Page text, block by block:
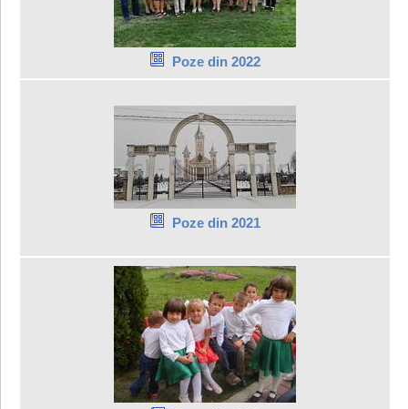
Poze din 2022
Poze din 2021